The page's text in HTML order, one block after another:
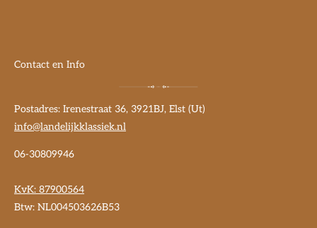
Contact en Info
Postadres: Irenestraat 36, 3921BJ, Elst (Ut)
info@landelijkklassiek.nl
06-30809946
KvK: 87900564
Btw: NL004503626B53